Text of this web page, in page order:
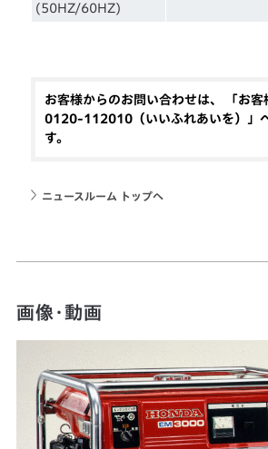
(50HZ/60HZ)
お客様からのお問い合わせは、 「お客
0120-112010（いいふれあいを）」
す。
ニュースルーム トップへ
画像・動画